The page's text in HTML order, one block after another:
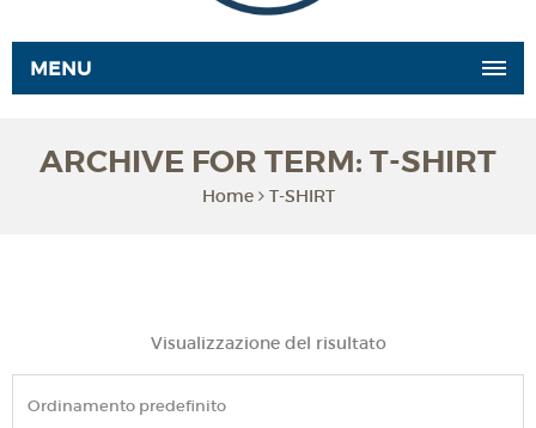
MENU
ARCHIVE FOR TERM: T-SHIRT
Home T-SHIRT
Visualizzazione del risultato